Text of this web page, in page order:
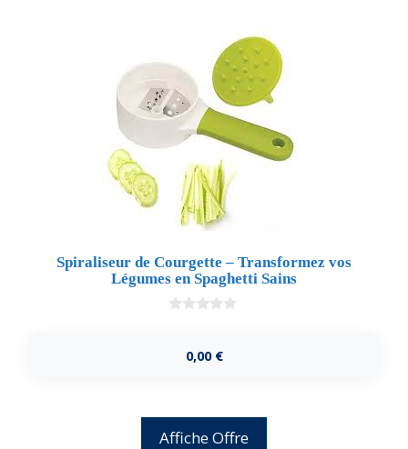
Spiraliseur de Courgette – Transformez vos
Légumes en Spaghetti Sains
0,00 €
Affiche Offre